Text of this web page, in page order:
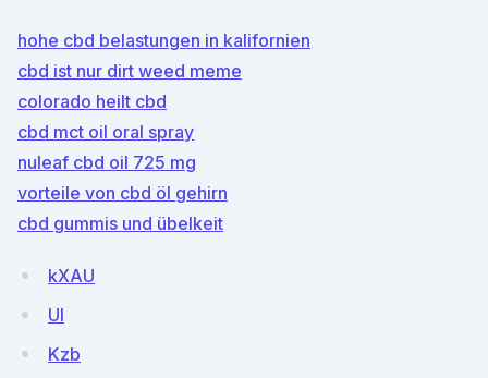
hohe cbd belastungen in kalifornien
cbd ist nur dirt weed meme
colorado heilt cbd
cbd mct oil oral spray
nuleaf cbd oil 725 mg
vorteile von cbd öl gehirn
cbd gummis und übelkeit
kXAU
UI
Kzb